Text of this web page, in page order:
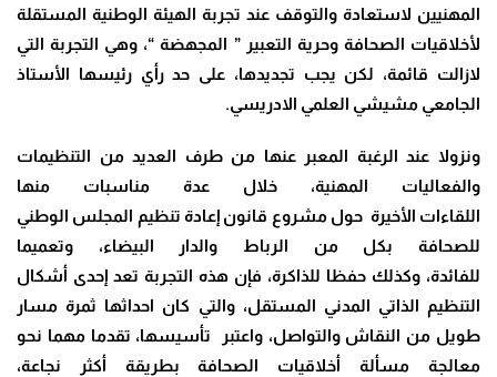
المهنيين لاستعادة والتوقف عند تجربة الهيئة الوطنية المستقلة
لأخلاقيات الصحافة وحرية التعبير ” المجهضة “، وهي التجربة التي
لازالت قائمة، لكن يجب تجديدها، على حد رأي رئيسها الأستاذ
الجامعي مشيشي العلمي الادريسي.
ونزولا عند الرغبة المعبر عنها من طرف العديد من التنظيمات
والفعاليات المهنية، خلال عدة مناسبات منها
اللقاءات الأخيرة حول مشروع قانون إعادة تنظيم المجلس الوطني
للصحافة بكل من الرباط والدار البيضاء، وتعميما
للفائدة، وكذلك حفظا للذاكرة، فإن هذه التجربة تعد إحدى أشكال
التنظيم الذاتي المدني المستقل، والتي كان احداثها ثمرة مسار
طويل من النقاش والتواصل، واعتبر تأسيسها، تقدما مهما نحو
معالجة مسألة أخلاقيات الصحافة بطريقة أكثر نجاعة،